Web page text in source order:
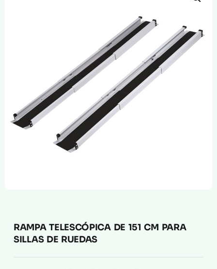
Compresión Médica
Fabricación a Medida
Zona XXL
RAMPA TELESCÓPICA DE 151 CM PARA
SILLAS DE RUEDAS